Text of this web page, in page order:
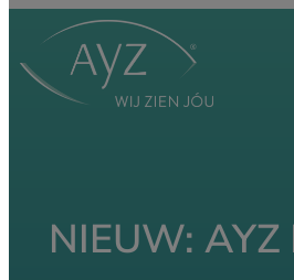
de
NIEUW: